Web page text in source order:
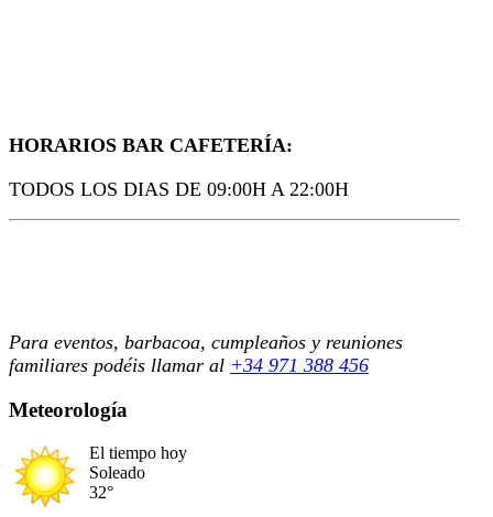
HORARIOS BAR CAFETERÍA:
TODOS LOS DIAS DE 09:00H A 22:00H
Para eventos, barbacoa, cumpleaños y reuniones
familiares podéis llamar al +34 971 388 456
Meteorología
El tiempo hoy
Soleado
32°